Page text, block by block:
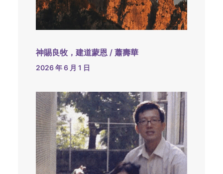
神賜良牧，建道蒙恩 / 蕭壽華
2026 年 6 月 1 日